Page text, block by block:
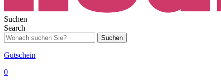
Suchen
Search
Suchen
Gutschein
0